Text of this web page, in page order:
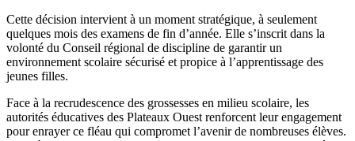
Cette décision intervient à un moment stratégique, à seulement
quelques mois des examens de fin d’année. Elle s’inscrit dans la
volonté du Conseil régional de discipline de garantir un
environnement scolaire sécurisé et propice à l’apprentissage des
jeunes filles.
Face à la recrudescence des grossesses en milieu scolaire, les
autorités éducatives des Plateaux Ouest renforcent leur engagement
pour enrayer ce fléau qui compromet l’avenir de nombreuses élèves.